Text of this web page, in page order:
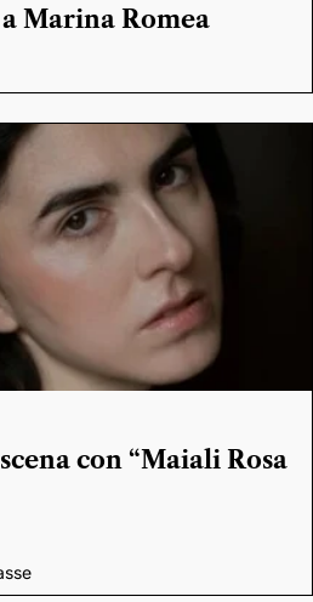
Marina Romea
con “Maiali Rosa